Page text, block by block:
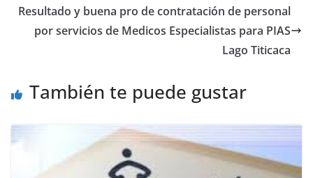
Resultado y buena pro de contratación de personal
por servicios de Medicos Especialistas para PIAS
Lago Titicaca
También te puede gustar